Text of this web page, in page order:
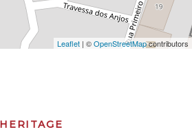
Leaflet | ©OpenStreetMapcontributors